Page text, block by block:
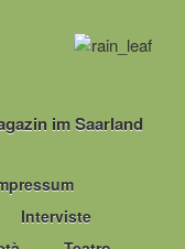
im Saarland
Interviste